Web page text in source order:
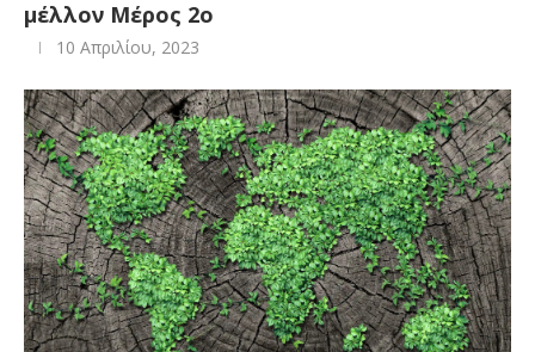
μέλλον Μέρος 2ο
10 Απριλίου, 2023